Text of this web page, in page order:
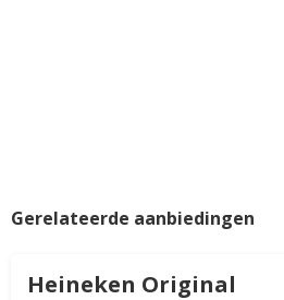
Gerelateerde aanbiedingen
Heineken Original